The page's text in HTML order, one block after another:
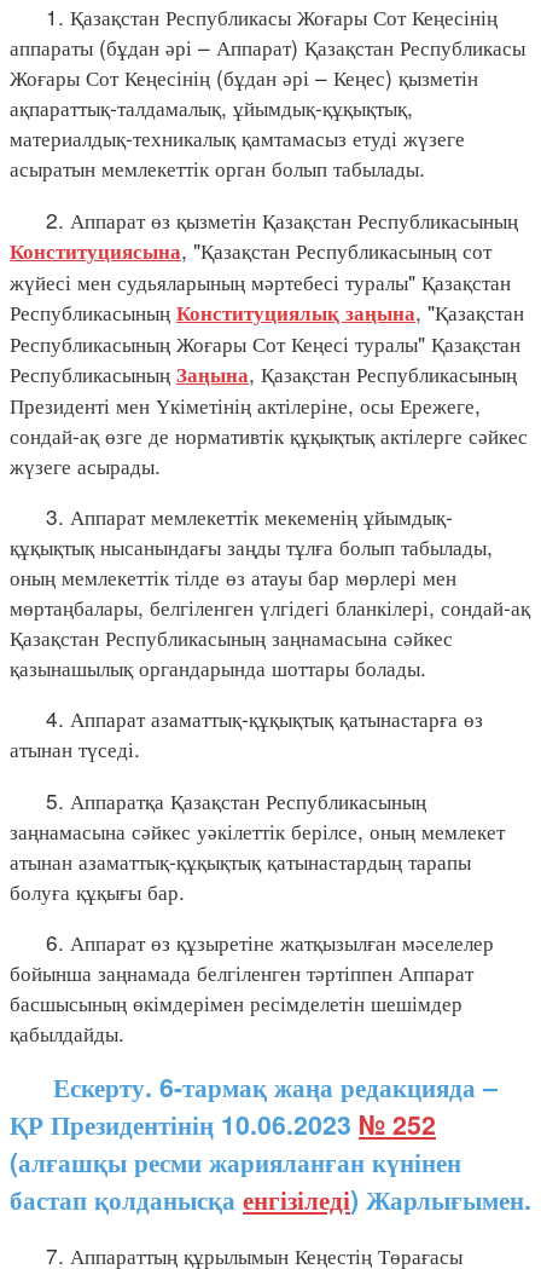
1. Қазақстан Республикасы Жоғары Сот Кеңесінің
аппараты (бұдан әрі – Аппарат) Қазақстан Республикасы
Жоғары Сот Кеңесінің (бұдан әрі – Кеңес) қызметін
ақпараттық-талдамалық, ұйымдық-құқықтық,
материалдық-техникалық қамтамасыз етуді жүзеге
асыратын мемлекеттік орган болып табылады.
2. Аппарат өз қызметін Қазақстан Республикасының
Конституциясына, "Қазақстан Республикасының сот
жүйесі мен судьяларының мәртебесі туралы" Қазақстан
Республикасының Конституциялық заңына, "Қазақстан
Республикасының Жоғары Сот Кеңесі туралы" Қазақстан
Республикасының Заңына, Қазақстан Республикасының
Президенті мен Үкіметінің актілеріне, осы Ережеге,
сондай-ақ өзге де нормативтік құқықтық актілерге сәйкес
жүзеге асырады.
3. Аппарат мемлекеттік мекеменің ұйымдық-
құқықтық нысанындағы заңды тұлға болып табылады,
оның мемлекеттік тілде өз атауы бар мөрлері мен
мөртаңбалары, белгіленген үлгідегі бланкілері, сондай-ақ
Қазақстан Республикасының заңнамасына сәйкес
қазынашылық органдарында шоттары болады.
4. Аппарат азаматтық-құқықтық қатынастарға өз
атынан түседі.
5. Аппаратқа Қазақстан Республикасының
заңнамасына сәйкес уәкілеттік берілсе, оның мемлекет
атынан азаматтық-құқықтық қатынастардың тарапы
болуға құқығы бар.
6. Аппарат өз құзыретіне жатқызылған мәселелер
бойынша заңнамада белгіленген тәртіппен Аппарат
басшысының өкімдерімен ресімделетін шешімдер
қабылдайды.
Ескерту. 6-тармақ жаңа редакцияда –
ҚР Президентінің 10.06.2023 № 252
(алғашқы ресми жарияланған күнінен
бастап қолданысқа енгізіледі) Жарлығымен.
7. Аппараттың құрылымын Кеңестің Төрағасы